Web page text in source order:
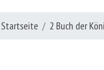
Startseite 2 Buch der